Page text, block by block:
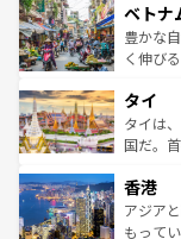
参照して
容にも
照して
き、地
できる
まで、
リティ
覧を参
ベトナ
豊かな
く伸び
急速な
ーチミ
醸し出
とつ。
ひ現地
が旅行
タイ
タイは
国だ。
の活気
帯で自
いビー
香港
アジア
もって